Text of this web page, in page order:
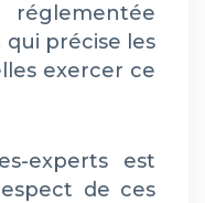
qui précise les
exercer ce
experts est
de ces